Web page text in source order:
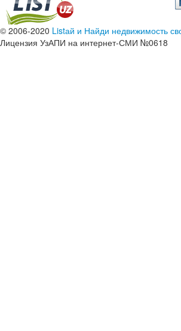
© 2006-2020 Listай и Найди недвижимость
Лицензия УзАПИ на интернет-СМИ №0618